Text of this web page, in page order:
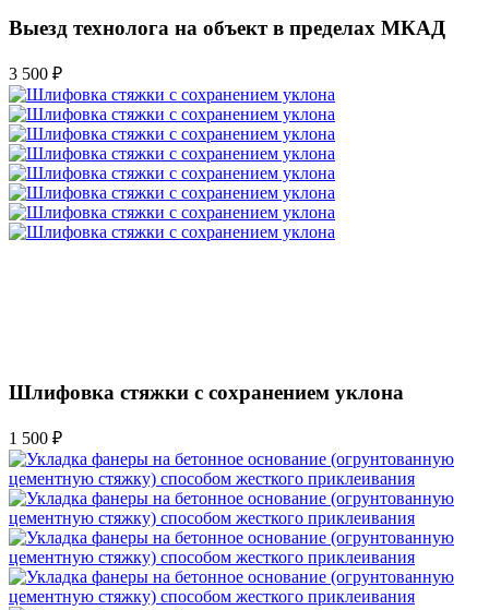
Выезд технолога на объект в пределах МКАД
3 500 ₽
Шлифовка стяжки с сохранением уклона
1 500 ₽